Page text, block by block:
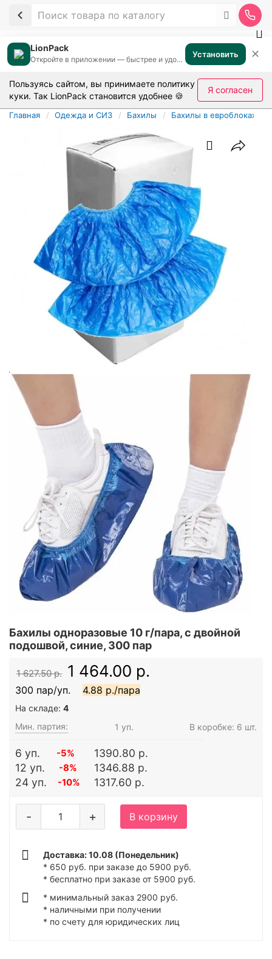
LionPack
Откройте в приложении — быстрее и удобнее Установить ✕
Пользуясь сайтом, вы принимаете политику
куки. Так LionPack становится удобнее 🍪
Я согласен
Главная Одежда и СИЗ Бахилы Бахилы в евроблоках
Бахилы одноразовые 10 г/пара, с двойной
подошвой, синие, 300 пар
1 627.50 р. 1 464.00 р.
300 пар/уп. 4.88 р./пара
На складе: 4
Мин. партия:
1 уп. В коробке: 6 шт.
6 уп. -5%
1390.80 р.
12 уп.
-8%
1346.88 р.
24 уп.
-10% 1317.60 р.
+
- В корзину
Доставка: 10.08 (Понедельник)
* 650 руб. при заказе до 5900 руб.
* бесплатно при заказе от 5900 руб.
* минимальный заказ 2900 руб.
* наличными при получении
* по счету для юридических лиц